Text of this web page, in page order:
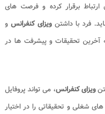
برقرار کرده و فرصت های
فرد با داشتن ویزای کنفرانس و
آخرین تحقیقات و پیشرفت ها در
ویزای کنفرانس، می تواند پروفایل
شغلی و تحقیقاتی را در اختیار